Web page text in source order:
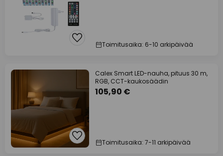
Toimitusaika: 6-10 arkipäivää
Calex Smart LED-nauha, pituus 30 m,
RGB, CCT-kaukosäädin
105,90 €
Toimitusaika: 7-11 arkipäivää